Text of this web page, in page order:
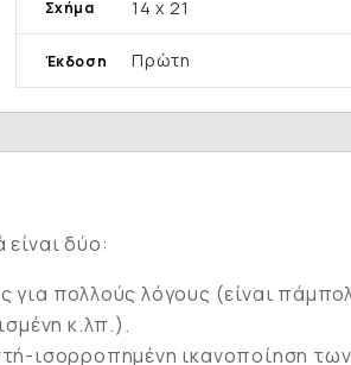
Σχήμα 14 x 21
Έκδοση Πρώτη
δύο:
πολλούς λόγους (είναι
κ.λπ.).
ισορροπημένη ικανοποίηση